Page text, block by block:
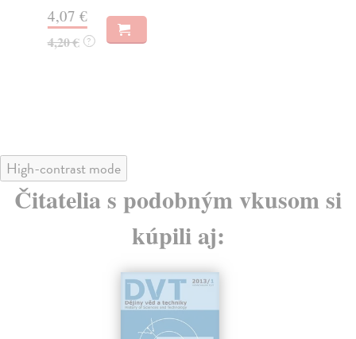
4,07 €
4,20 € ?
High-contrast mode
Čitatelia s podobným vkusom si
kúpili aj: